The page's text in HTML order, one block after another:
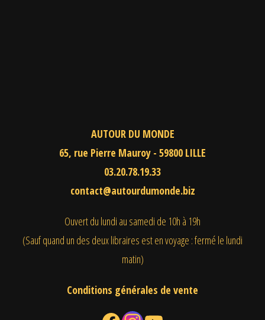
AUTOUR DU MONDE
65, rue Pierre Mauroy - 59800 LILLE
03.20.78.19.33
contact@autourdumonde.biz
Ouvert du lundi au samedi de 10h à 19h
(Sauf quand un des deux libraires est en voyage : fermé le lundi
matin)
Conditions générales de vente